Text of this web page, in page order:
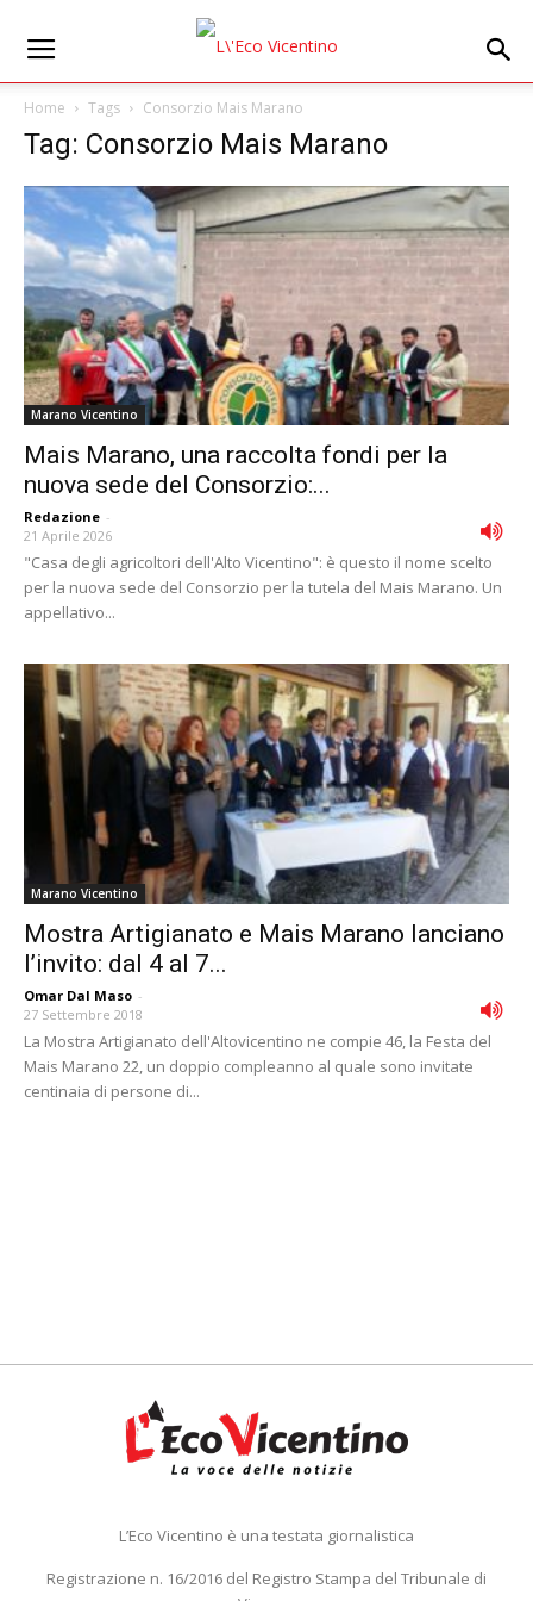
Home Tags Consorzio Mais Marano
Tag: Consorzio Mais Marano
Marano Vicentino
Mais Marano, una raccolta fondi per la
nuova sede del Consorzio:...
Redazione -
21 Aprile 2026
"Casa degli agricoltori dell'Alto Vicentino": è questo il nome scelto
per la nuova sede del Consorzio per la tutela del Mais Marano. Un
appellativo...
Marano Vicentino
Mostra Artigianato e Mais Marano lanciano
l’invito: dal 4 al 7...
Omar Dal Maso -
27 Settembre 2018
La Mostra Artigianato dell'Altovicentino ne compie 46, la Festa del
Mais Marano 22, un doppio compleanno al quale sono invitate
centinaia di persone di...
L’Eco Vicentino è una testata giornalistica
Registrazione n. 16/2016 del Registro Stampa del Tribunale di